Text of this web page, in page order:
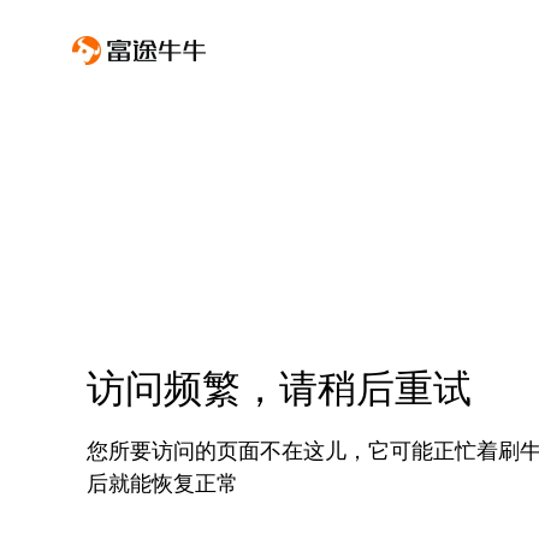
访问频繁，请稍后重试
您所要访问的页面不在这儿，它可能正忙着刷
后就能恢复正常